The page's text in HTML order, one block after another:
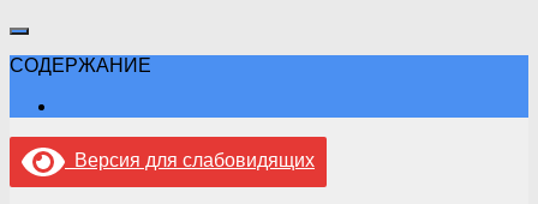
СОДЕРЖАНИЕ
Версия для слабовидящих